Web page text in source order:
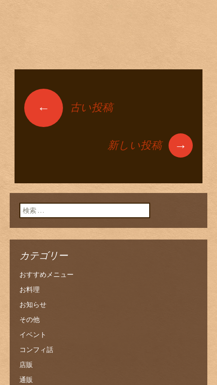
投稿ナビゲーショ
← 古い投稿
新しい投稿 →
検索:
カテゴリー
おすすめメニュー
お料理
お知らせ
その他
イベント
コンフィ話
店販
通販